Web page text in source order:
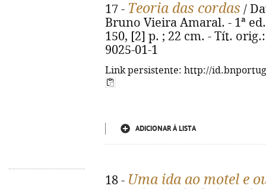
17 - Teoria das cordas /
Bruno Vieira Amaral. - 1ª
150, [2] p. ; 22 cm. - Tít.
9025-01-1
Link persistente: http://
ADICIONAR À LISTA
18 - Uma ida ao motel e